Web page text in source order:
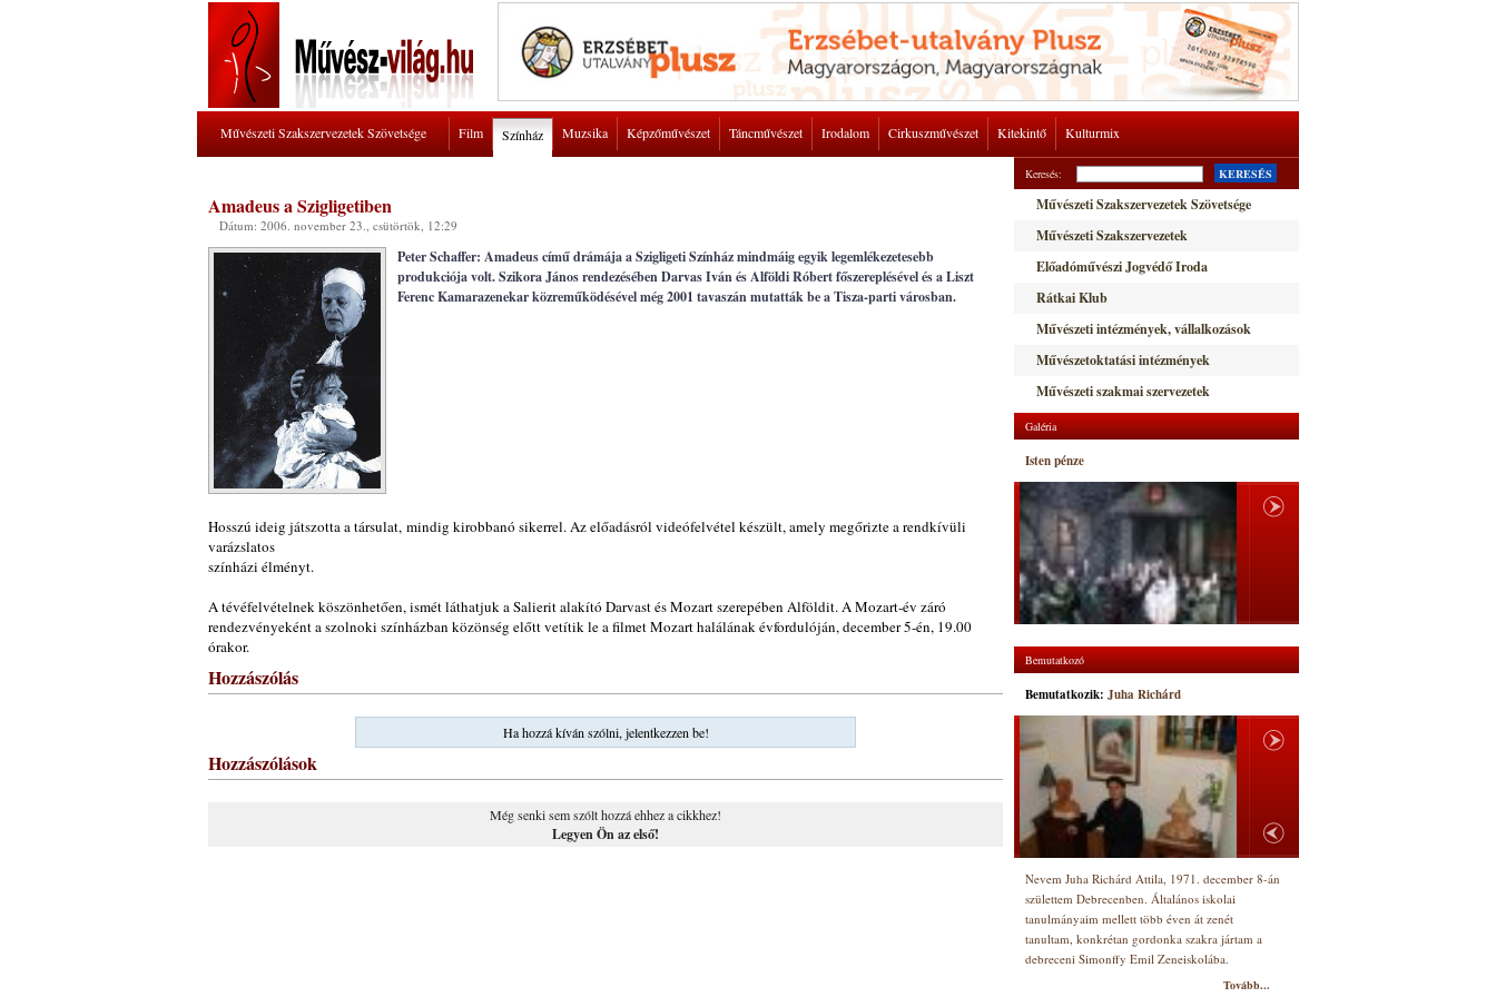
Művészeti Szakszervezetek Szövetsége Film Színház Muzsika Képzőművészet Táncművészet Irodalom Cirkuszművészet Kitekintő Kulturmix
Amadeus a Szigligetiben
Dátum: 2006. november 23., csütörtök, 12:29
Peter Schaffer: Amadeus című drámája a Szigligeti Színház mindmáig egyik legemlékezetesebb
produkciója volt. Szikora János rendezésében Darvas Iván és Alföldi Róbert főszereplésével és a Liszt
Ferenc Kamarazenekar közreműködésével még 2001 tavaszán mutatták be a Tisza-parti városban.
Hosszú ideig játszotta a társulat, mindig kirobbanó sikerrel. Az előadásról videófelvétel készült, amely megőrizte a rendkívüli
varázslatos
színházi élményt.
A tévéfelvételnek köszönhetően, ismét láthatjuk a Salierit alakító Darvast és Mozart szerepében Alföldit. A Mozart-év záró
rendezvényeként a szolnoki színházban közönség előtt vetítik le a filmet Mozart halálának évfordulóján, december 5-én, 19.00
órakor.
Hozzászólás
Ha hozzá kíván szólni, jelentkezzen be!
Hozzászólások
Még senki sem szólt hozzá ehhez a cikkhez!
Legyen Ön az első!
Keresés: KERESÉS
Művészeti Szakszervezetek Szövetsége
Művészeti Szakszervezetek
Előadóművészi Jogvédő Iroda
Rátkai Klub
Művészeti intézmények, vállalkozások
Művészetoktatási intézmények
Művészeti szakmai szervezetek
Galéria
Isten pénze
Bemutatkozó
Bemutatkozik: Juha Richárd
Nevem Juha Richárd Attila, 1971. december 8-án
születtem Debrecenben. Általános iskolai
tanulmányaim mellett több éven át zenét
tanultam, konkrétan gordonka szakra jártam a
debreceni Simonffy Emil Zeneiskolába.
Tovább...